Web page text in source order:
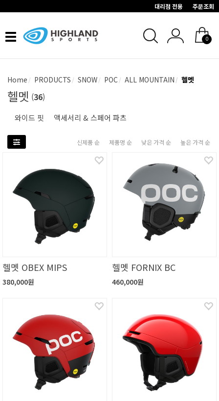
대리점 전용 주문조회
Toggle
navigation
0
Home PRODUCTS SNOW POC ALL MOUNTAIN 헬멧
헬멧 (36)
와이드 핏 액세서리 & 스페어 파츠
신제품 순 제품명 순 낮은 가격 순 높은 가격 순
헬멧 OBEX MIPS
380,000원
헬멧 FORNIX BC
460,000원